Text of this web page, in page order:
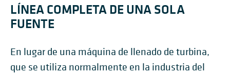
LÍNEA COMPLETA DE UNA SOLA
FUENTE
En lugar de una máquina de llenado de turbina,
que se utiliza normalmente en la industria del